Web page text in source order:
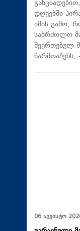
დღეებში
იმის გამო,
საბრძოლო
შეერთებულ
წარმოაჩენს,
06 აგვისტო